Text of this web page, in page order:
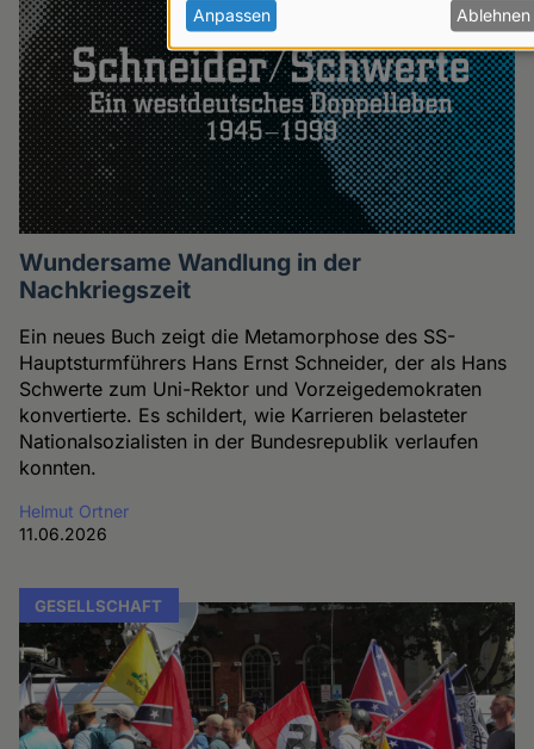
Wundersame Wandlung in der
Nachkriegszeit
Ein neues Buch zeigt die Metamorphose des SS-
Hauptsturmführers Hans Ernst Schneider, der als Hans
Schwerte zum Uni-Rektor und Vorzeigedemokraten
konvertierte. Es schildert, wie Karrieren belasteter
Nationalsozialisten in der Bundesrepublik verlaufen
konnten.
Helmut Ortner
11.06.2026
GESELLSCHAFT
personenbezogenen
Daten
und
Cookies
Anpassen Ablehnen